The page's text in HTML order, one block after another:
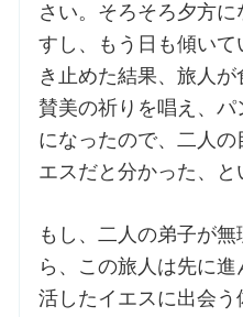
シスター中島の講座
教区カテキスタの講座
三田助祭の講座
お問合せ
さい。そろそろ夕方に
すし、もう日も傾いて
き止めた結果、旅人が
賛美の祈りを唱え、
になったので、二人
エスだと分かった、と
もし、二人の弟子が
ら、この旅人は先に
活したイエスに出会う